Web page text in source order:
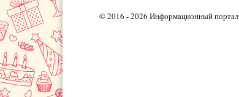
© 2016 - 2026 Информационный портал